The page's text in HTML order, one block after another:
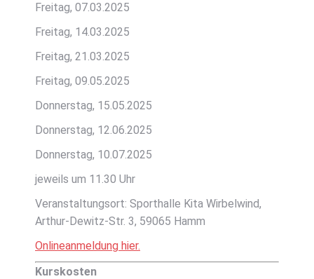
Freitag, 07.03.2025
Freitag, 14.03.2025
Freitag, 21.03.2025
Freitag, 09.05.2025
Donnerstag, 15.05.2025
Donnerstag, 12.06.2025
Donnerstag, 10.07.2025
jeweils um 11.30 Uhr
Veranstaltungsort: Sporthalle Kita Wirbelwind,
Arthur-Dewitz-Str. 3, 59065 Hamm
Onlineanmeldung hier.
Kurskosten